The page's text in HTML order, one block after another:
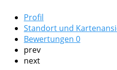
Profil
Standort und
Bewertungen 0
prev
next